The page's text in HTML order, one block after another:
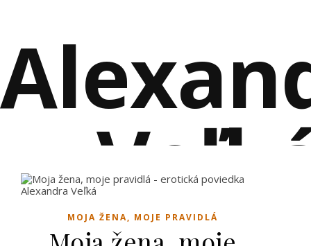
EROTICKÉ POVIEDKY PLNÉ VZŤAHOV A
MOJA ŽENA, MOJE PRAVIDLÁ